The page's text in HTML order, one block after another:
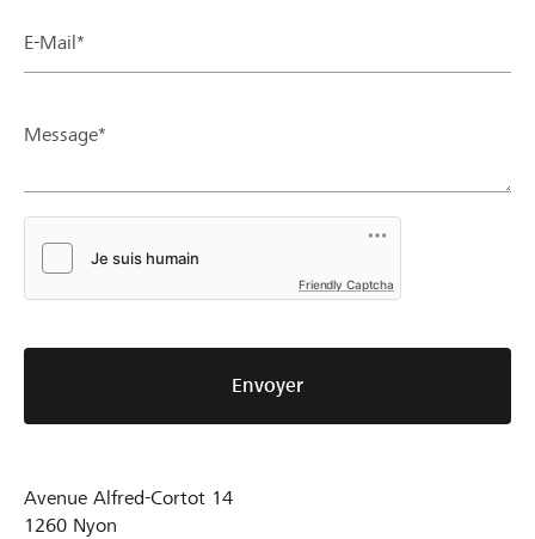
E-Mail*
Message*
Friendly Captcha
Envoyer
Avenue Alfred-Cortot 14
1260 Nyon